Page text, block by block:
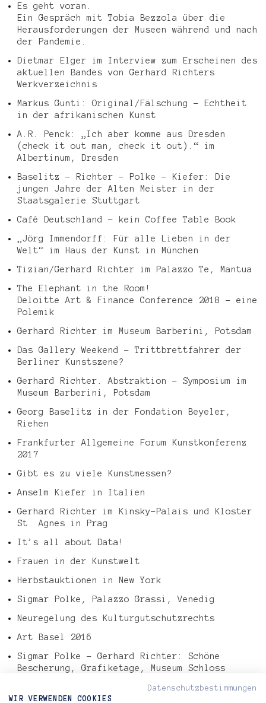
Es geht voran.
Ein Gespräch mit Tobia Bezzola über die
Herausforderungen der Museen während und nach
der Pandemie.
Dietmar Elger im Interview zum Erscheinen des
aktuellen Bandes von Gerhard Richters
Werkverzeichnis
Markus Gunti: Original/Fälschung – Echtheit
in der afrikanischen Kunst
A.R. Penck: „Ich aber komme aus Dresden
(check it out man, check it out).“ im
Albertinum, Dresden
Baselitz – Richter – Polke – Kiefer: Die
jungen Jahre der Alten Meister in der
Staatsgalerie Stuttgart
Café Deutschland – kein Coffee Table Book
„Jörg Immendorff: Für alle Lieben in der
Welt“ im Haus der Kunst in München
Tizian/Gerhard Richter im Palazzo Te, Mantua
The Elephant in the Room!
Deloitte Art & Finance Conference 2018 – eine
Polemik
Gerhard Richter im Museum Barberini, Potsdam
Das Gallery Weekend – Trittbrettfahrer der
Berliner Kunstszene?
Gerhard Richter. Abstraktion – Symposium im
Museum Barberini, Potsdam
Georg Baselitz in der Fondation Beyeler,
Riehen
Frankfurter Allgemeine Forum Kunstkonferenz
2017
Gibt es zu viele Kunstmessen?
Anselm Kiefer in Italien
Gerhard Richter im Kinsky-Palais und Kloster
St. Agnes in Prag
It’s all about Data!
Frauen in der Kunstwelt
Herbstauktionen in New York
Sigmar Polke, Palazzo Grassi, Venedig
Neuregelung des Kulturgutschutzrechts
Art Basel 2016
Sigmar Polke – Gerhard Richter: Schöne
Bescherung, Grafiketage, Museum Schloss
Tefaf Art Market Report 2016
Datenschutzbestimmungen
WIR VERWENDEN COOKIES